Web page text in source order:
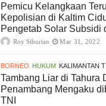
Pemicu Kelangkaan
Kepolisian di Kaltim
Pengetab Solar Subsidi
Roy Siburian Mar 31, 2022
BORNEO HUKUM KALIMANTAN
Tambang Liar di Tahura
Penambang Mengaku
TNI